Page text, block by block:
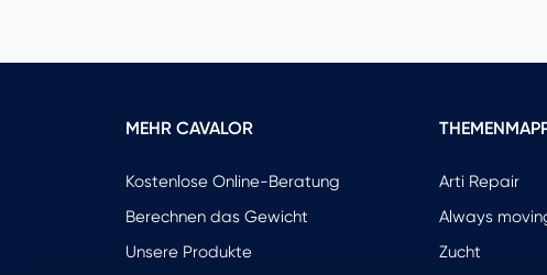
MEHR CAVALOR
Kostenlose Online-Beratung
Berechnen das Gewicht
Unsere Produkte
Arti Repair
Always
Zucht